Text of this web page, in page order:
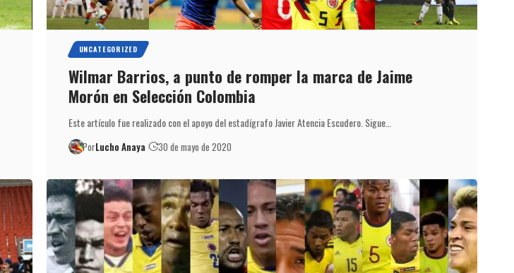
UNCATEGORIZED
Wilmar Barrios, a punto de romper la marca de Jaime
Morón en Selección Colombia
Este artículo fue realizado con el apoyo del estadígrafo Javier Atencia Escudero. Sigue…
PorLucho Anaya 30 de mayo de 2020